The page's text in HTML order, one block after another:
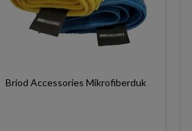
Briod Accessories Mikrofiberduk